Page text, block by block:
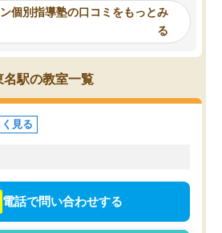
先生から学ぶこ
たらいいなと
今足りないのか
、子どももびっ
やる気を持って
い通り、少しず
識も無くなっ
な数学も追加
の高校受験に
らないところをピンポイ
頂いて、とてもわかり
していました。一生を
スト、多少お金がかかっ
個別指導塾の口コミをもっとみ
る
名駅の教室一覧
見る
電話で問い合わせする